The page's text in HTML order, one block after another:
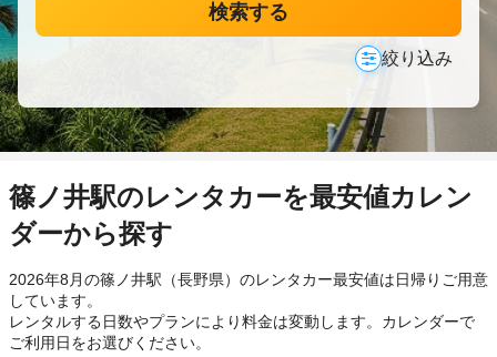
検索する
絞り込み
篠ノ井駅のレンタカーを最安値カレン
ダーから探す
2026年8月の篠ノ井駅（長野県）のレンタカー最安値は日帰り ご用意
しています。
レンタルする日数やプランにより料金は変動します。カレンダーで
ご利用日をお選びください。